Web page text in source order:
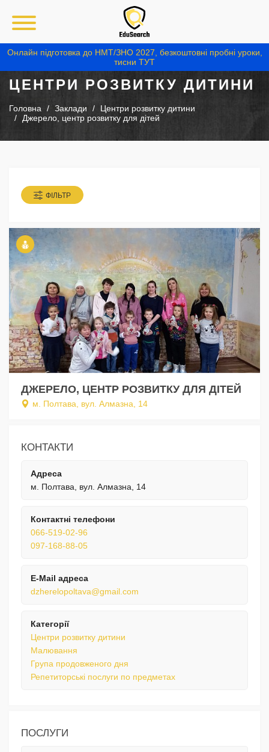
Онлайн підготовка до НМТ/ЗНО 2027, безкоштовні пробні уроки,
тисни ТУТ
ЦЕНТРИ РОЗВИТКУ ДИТИНИ
Головна Заклади
Центри розвитку дитини
Джерело, центр розвитку для дітей
ФІЛЬТР
ДЖЕРЕЛО, ЦЕНТР РОЗВИТКУ ДЛЯ ДІТЕЙ
м. Полтава, вул. Алмазна, 14
КОНТАКТИ
Адреса
м. Полтава, вул. Алмазна, 14
Контактні телефони
066-519-02-96
097-168-88-05
E-Mail адреса
dzherelopoltava@gmail.com
Категорії
Центри розвитку дитини
Малювання
Група продовженого дня
Репетиторські послуги по предметах
ПОСЛУГИ